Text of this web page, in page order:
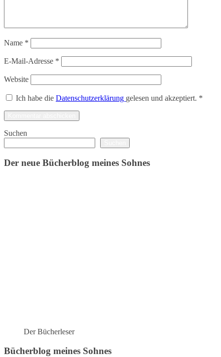
Name *
E-Mail-Adresse *
Website
Ich habe die Datenschutzerklärung gelesen und akzeptiert. *
Suchen
Der neue Bücherblog meines Sohnes
Der Bücherleser
Bücherblog meines Sohnes